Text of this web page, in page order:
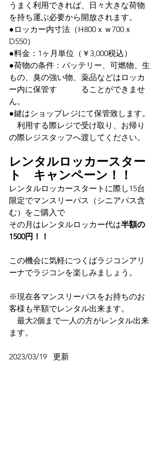
うまく利用できれば、日々大きな荷物
を持ち運ぶ必要から開放されます。
●ロッカー内寸法（H800ｘｗ700ｘ
D550）
●料金：1ヶ月単位（￥3,000税込）
●荷物の条件：バッテリー、可燃物、生
もの、臭の強い物、薬品などはロッカ
ー内に保管す　　　ることができませ
ん。
●鍵はショップレジにて保管致します。
利用する際レジで受け取り、お帰り
の際レジスタッフへ渡してください。
レンタルロッカースター
ト　キャンペーン！！
レンタルロッカースタートに際し15台
限定でマンスリーパス（シニアパス含
む）をご購入で
その月はレンタルロッカー代は半額の
1500円！！
この機会に気軽につくばラジコンアリ
ーナでラジコンを楽しみましょう。
※現在各マンスリーパスをお持ちのお
客様も半額でレンタル出来ます。
最大2個まで一人の方がレンタル出来
ます。
2023/03/19   更新